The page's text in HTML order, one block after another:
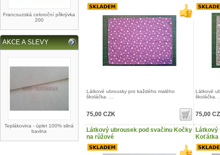
Francouzská celoroční přikrývka
200
AKCE A SLEVY
Teplákovina - úplet 100% silná
bavlna
Látkové ubrousky pro každého malého
školáčka. ...
75,00 CZK
Látkové
školáčka.
75,00
Látkový ubrousek pod svačinu Kočky
na růžové
Látkový
Koťátka